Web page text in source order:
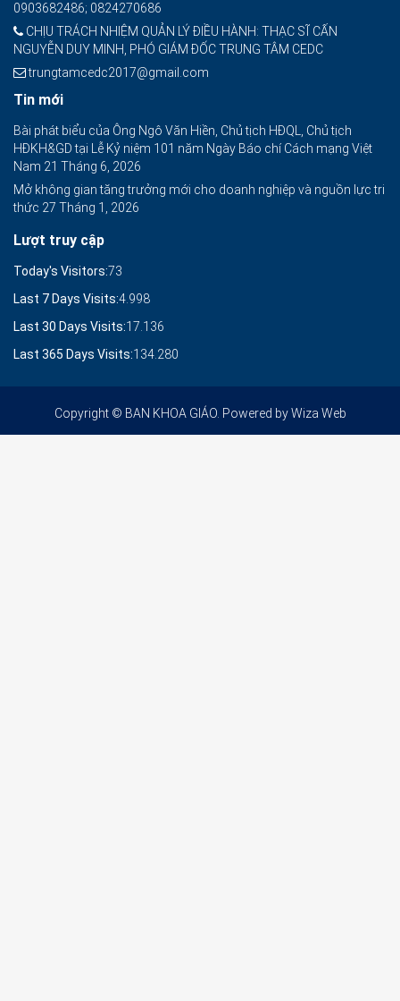
0903682486; 0824270686
CHỊU TRÁCH NHIỆM QUẢN LÝ ĐIỀU HÀNH: THẠC SĨ CẤN
NGUYỄN DUY MINH, PHÓ GIÁM ĐỐC TRUNG TÂM CEDC
trungtamcedc2017@gmail.com
Tin mới
Bài phát biểu của Ông Ngô Văn Hiền, Chủ tịch HĐQL, Chủ tịch
HĐKH&GD tại Lễ Kỷ niệm 101 năm Ngày Báo chí Cách mạng Việt
Nam 21 Tháng 6, 2026
Mở không gian tăng trưởng mới cho doanh nghiệp và nguồn lực tri
thức 27 Tháng 1, 2026
Lượt truy cập
Today's Visitors:73
Last 7 Days Visits:4.998
Last 30 Days Visits:17.136
Last 365 Days Visits:134.280
Copyright © BAN KHOA GIÁO. Powered byWiza Web